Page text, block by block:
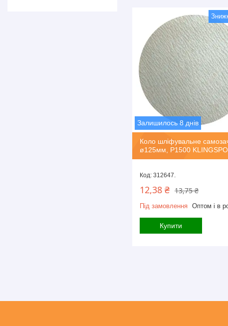
Залишилось 8 днів
Коло шліфувальне
ø125мм, P1500
312647.
13,75 ₴
12,38 ₴
Під замовлення Оптом і в
Купити